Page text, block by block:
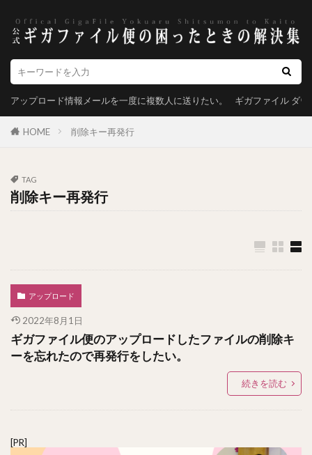
アップロード情報メールを一度に複数人に送りたい。 ギガファイル ダ
HOME 削除キー再発行
TAG
削除キー再発行
アップロード
2022年8月1日
ギガファイル便のアップロードしたファイルの削除キ
ーを忘れたので再発行をしたい。
続きを読む
[PR]